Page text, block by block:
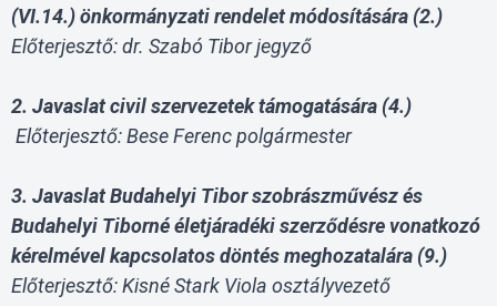
(VI.14.) önkormányzati rendelet módosítására (2.)
Előterjesztő: dr. Szabó Tibor jegyző
2. Javaslat civil szervezetek támogatására (4.)
Előterjesztő: Bese Ferenc polgármester
3. Javaslat Budahelyi Tibor szobrászművész és
Budahelyi Tiborné életjáradéki szerződésre vonatkozó
kérelmével kapcsolatos döntés meghozatalára (9.)
Előterjesztő: Kisné Stark Viola osztályvezető